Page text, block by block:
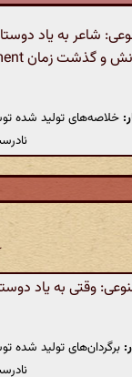
شاعر به یاد
خلاصه‌های تولید شده
وقتی به یاد
برگردان‌های تولید شده